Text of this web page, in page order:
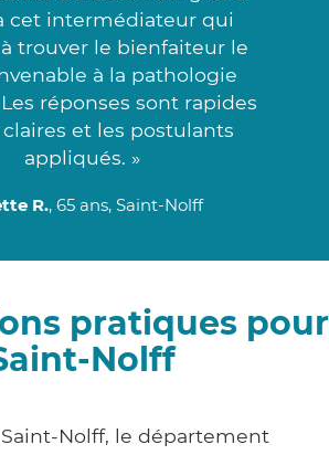
cet intermédiateur qui
à trouver le bienfaiteur le
à la pathologie
réponses sont rapides
et les postulants
appliqués. »
R., 65 ans, Saint-Nolff
pratiques pour
Nolff
Nolff, le département